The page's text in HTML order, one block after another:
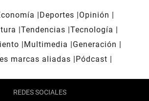
Deportes
Opinión
Tendencias Tecnología
Multimedia
Generación
marcas aliadas
Pódcast
REDES SOCIALES